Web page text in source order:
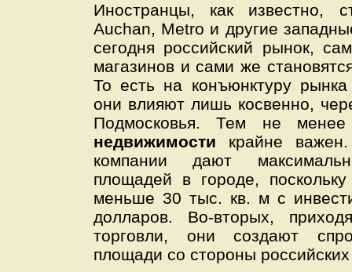
Иностранцы, как известно,
Auchan, Metro и другие
сегодня российский рынок,
магазинов и сами же
То есть на конъюнктуру
они влияют лишь косвенно,
Подмосковья. Тем не
недвижимости крайне
компании дают
площадей в городе,
меньше 30 тыс. кв. м с
долларов. Во-вторых,
торговли, они создают
площади со стороны